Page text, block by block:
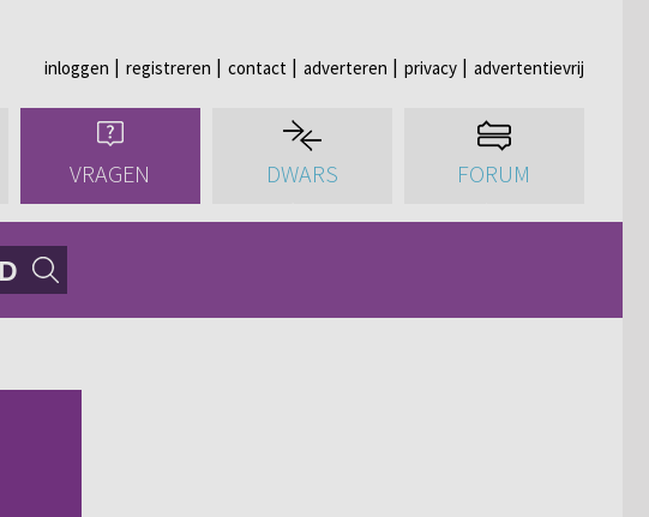
inloggen registreren contact adverteren privacy advertentievrij
VRAGEN DWARS FORUM